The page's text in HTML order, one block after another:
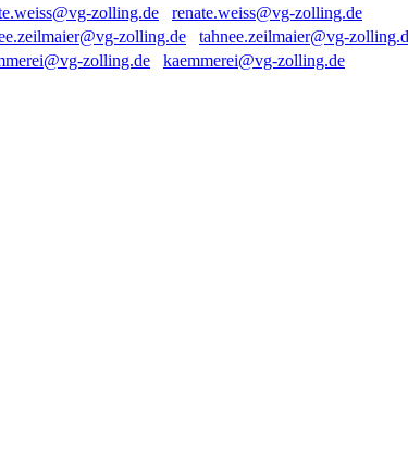
renate.weiss@vg-zolling.de
tahnee.zeilmaier@vg-
kaemmerei@vg-zolling.de